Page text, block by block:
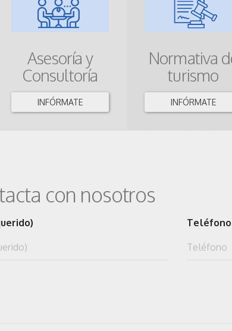
Asesoría y
Consultoría
INFÓRMATE
Normativa
turismo
INFÓRMATE
con nosotros
Teléfono